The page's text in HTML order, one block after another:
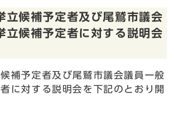
立候補予定者及び尾鷲市議会
立候補予定者に対する説明会
補予定者及び尾鷲市議会議員一般
に対する説明会を下記のとおり開